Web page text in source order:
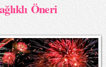
Öneri